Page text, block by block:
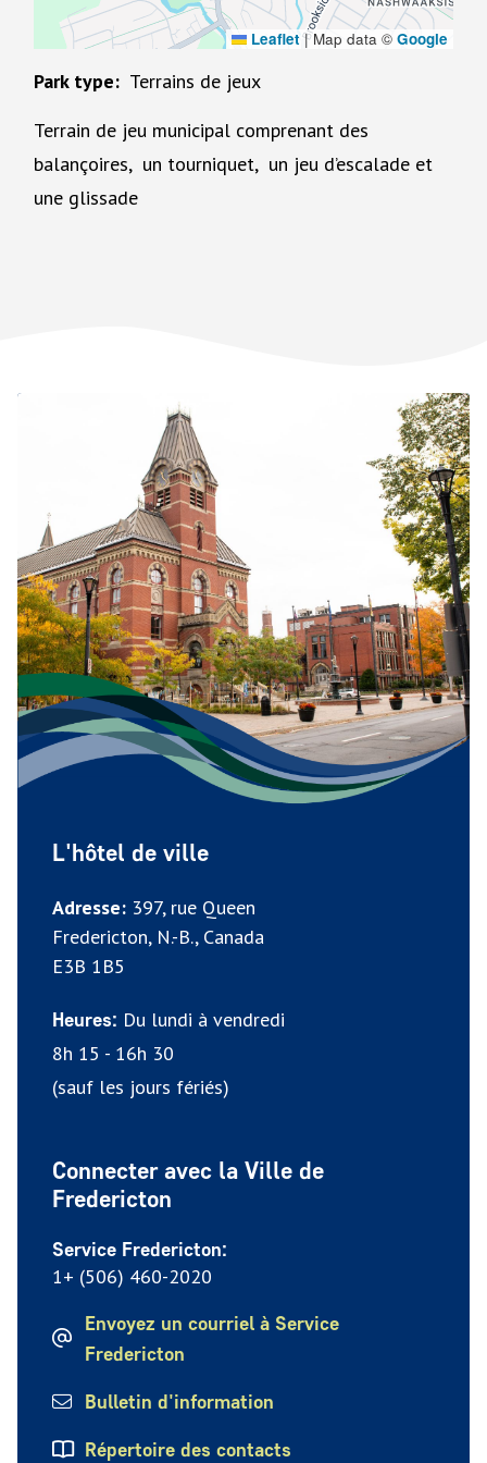
Leaflet |Map data © Google
Park type
Terrains de jeux
Terrain de jeu municipal comprenant des
balançoires, un tourniquet, un jeu d’escalade et
une glissade
L'hôtel de ville
Adresse: 397, rue Queen
Fredericton, N.-B., Canada
E3B 1B5
Heures: Du lundi à vendredi
8h 15 - 16h 30
(sauf les jours fériés)
Connecter avec la Ville de
Fredericton
Service Fredericton:
1+ (506) 460-2020
Envoyez un courriel à Service
Fredericton
Bulletin d'information
Répertoire des contacts